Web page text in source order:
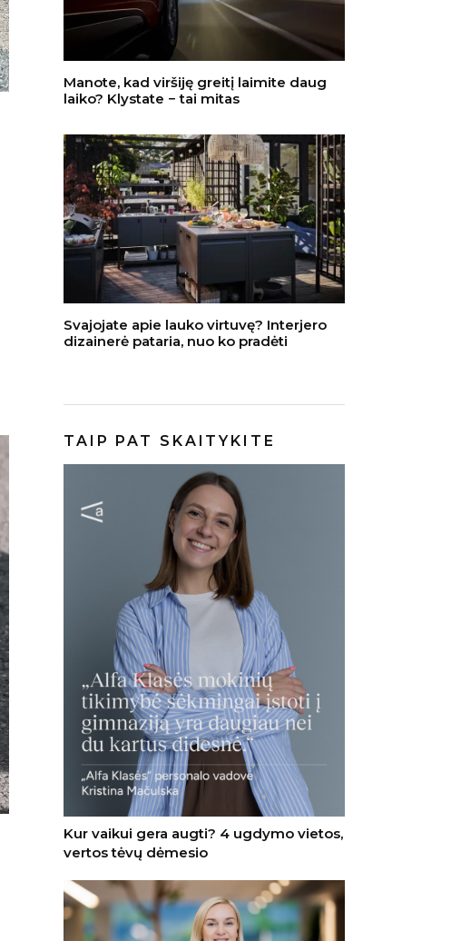
Manote, kad viršiję greitį laimite daug
laiko? Klystate − tai mitas
Svajojate apie lauko virtuvę? Interjero
dizainerė pataria, nuo ko pradėti
TAIP PAT SKAITYKITE
Kur vaikui gera augti? 4 ugdymo vietos,
vertos tėvų dėmesio